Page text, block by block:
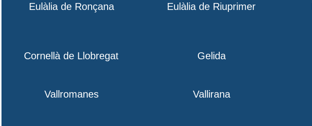
Eulàlia de Ronçana Eulàlia de Riuprimer
Cornellà de Llobregat Gelida
Vallromanes Vallirana